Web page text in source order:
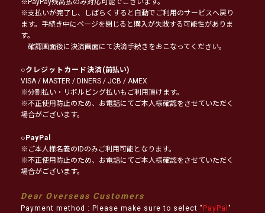
※支払いが完了し、しばらくすると自動でご利用のサービスへ戻り
ます。手続き中にページを閉じると購入が失敗する可能性がありま
す。
確認画面後に決済画面にて決済手続きをおこなってください。
○クレジットカード決済(前払い)
VISA / MASTER / DINERS / JCB / AMEX
※分割払い・リボルビング払いもご利用頂けます。
※不正使用防止のため、お電話にてご本人様確認をさせていただく
場合がございます。
○PayPal
※ご本人様名義のIDのみご利用可能となります。
※不正使用防止のため、お電話にてご本人様確認をさせていただく
場合がございます。
Dear Overseas Customers
Payment method : Please make sure to select " PayPal "